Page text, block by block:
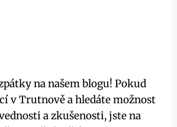
na našem blogu! Pokud
v Trutnově a hledáte možnost
a zkušenosti, jste na